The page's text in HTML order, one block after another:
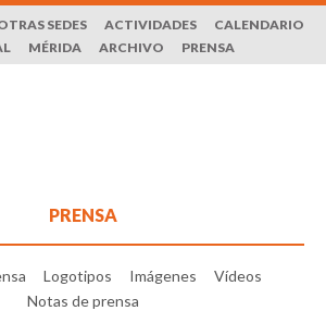
SEDES ACTIVIDADES
CALENDARIO
MÉRIDA ARCHIVO PRENSA
PRENSA
Logotipos Imágenes
Vídeos
Notas de prensa